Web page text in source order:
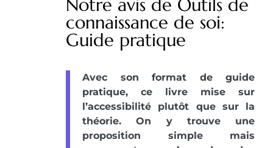
Notre avis de Outils de
connaissance de soi:
Guide pratique
Avec son format de guide
pratique, ce livre mise sur
l’accessibilité plutôt que sur la
théorie. On y trouve une
proposition simple mais